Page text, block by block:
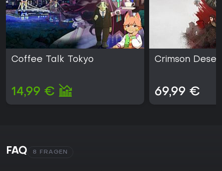
Coffee Talk Tokyo
14,99 €
Crimson
69,99 €
FAQ 8 FRAGEN